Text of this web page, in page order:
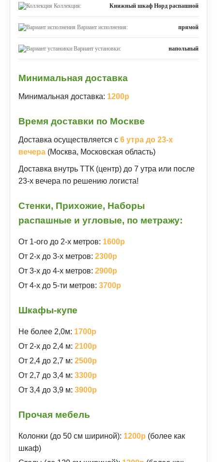
Коллекция: Книжный шкаф Норд распашной
Вариант исполнения: прямой
Вариант установки: напольный
Минимальная доставка
Минимальная доставка: 1200р
Время доставки по Москве
Доставка осуществляется с 6 утра до 23-х
вечера (Москва, Московская область)
Доставка внутрь ТТК (центр) до 7 утра или после
23-х вечера по решению логиста!
Стенки, Прихожие, Наборы
распашные и угловые, по метражу:
От 1-ого до 2-х метров: 1600р
От 2-х до 3-х метров: 2300р
От 3-х до 4-х метров: 2900р
От 4-х до 5-ти метров: 3700р
Шкафы-купе
Не более 2,0м: 1700р
От 2-х до 2,4 м: 2100р
От 2,4 до 2,7 м: 2500р
От 2,7 до 3,4 м: 3300р
От 3,4 до 3,9 м: 3900р
Прочая мебель
Колонки (до 50 см шириной): 1200р (более как
шкаф)